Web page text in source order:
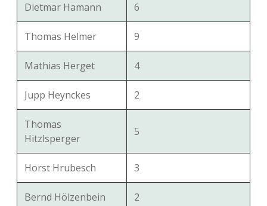
Dietmar Hamann 6
Thomas Helmer 9
Mathias Herget 4
Jupp Heynckes 2
Thomas
Hitzlsperger
5
Horst Hrubesch 3
Bernd Hölzenbein 2